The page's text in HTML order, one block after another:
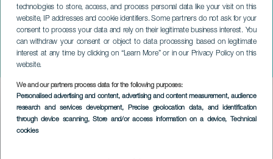
technologies to store, access, and process personal data like your visit on this
website, IP addresses and cookie identifiers. Some partners do not ask for your
consent to process your data and rely on their legitimate business interest. You
can withdraw your consent or object to data processing based on legitimate
interest at any time by clicking on “Learn More” or in our Privacy Policy on this
website.
We and our partners process data for the following purposes:
Personalised advertising and content, advertising and content measurement, audience
research and services development, Precise geolocation data, and identification
through device scanning, Store and/or access information on a device, Technical
cookies
Carnaval en Moya
GRAN CANARIA
Imagen
Listado